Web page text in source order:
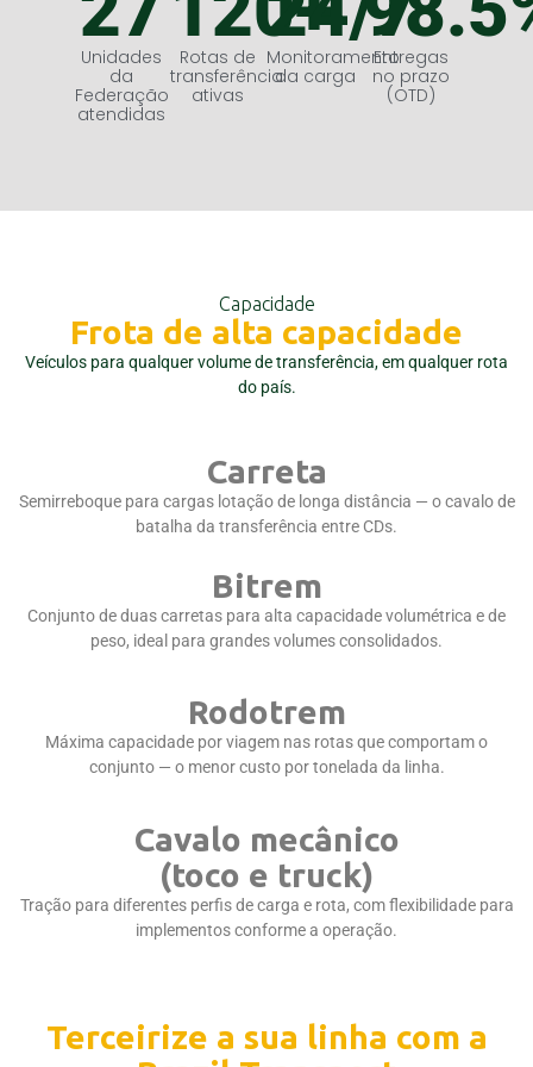
Unidades
da
Federação
atendidas
Rotas de
transferência
ativas
Monitoramento
da carga
Entregas
no prazo
(OTD)
Capacidade
Frota de alta capacidade
Veículos para qualquer volume de transferência, em qualquer rota
do país.
Carreta
Semirreboque para cargas lotação de longa distância — o cavalo de
batalha da transferência entre CDs.
Bitrem
Conjunto de duas carretas para alta capacidade volumétrica e de
peso, ideal para grandes volumes consolidados.
Rodotrem
Máxima capacidade por viagem nas rotas que comportam o
conjunto — o menor custo por tonelada da linha.
Cavalo mecânico
(toco e truck)
Tração para diferentes perfis de carga e rota, com flexibilidade para
implementos conforme a operação.
Terceirize a sua linha com a